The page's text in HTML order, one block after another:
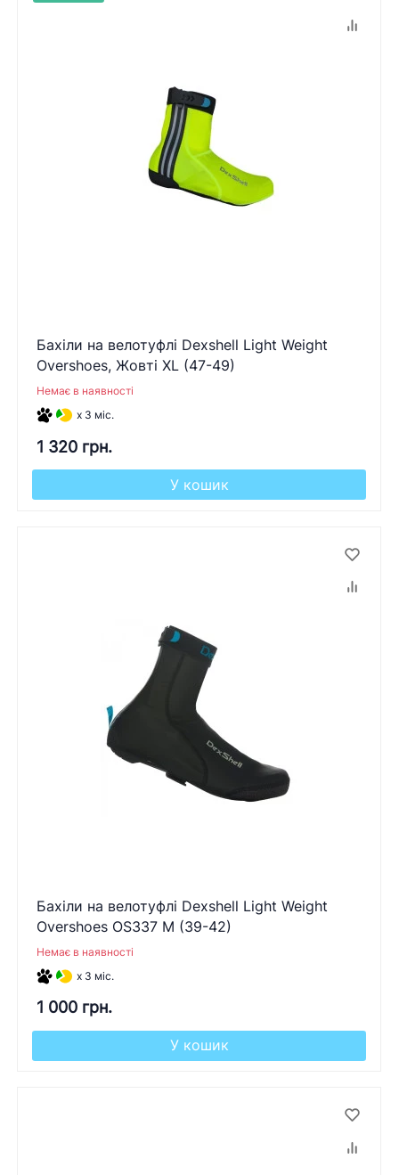
Бахіли на велотуфлі Dexshell Light Weight
Overshoes, Жовті XL (47-49)
Немає в наявності
x 3 міс.
1 320 грн.
У кошик
Бахіли на велотуфлі Dexshell Light Weight
Overshoes OS337 M (39-42)
Немає в наявності
x 3 міс.
1 000 грн.
У кошик